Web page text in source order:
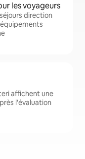
les voyageurs
direction
affichent une
l'évaluation